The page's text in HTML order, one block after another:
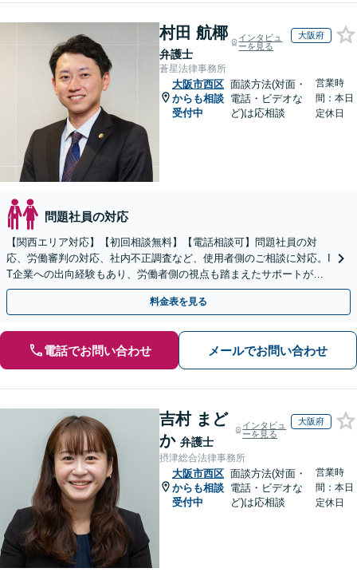
村田 航椰
弁護士
インタビュ
ーを見る
大阪府
蒼星法律事務所
大阪市西区
からも相談
受付中
面談方法(対面・
電話・ビデオな
ど)は応相談
営業時
間：本日
定休日
問題社員の対応
【関西エリア対応】【初回相談無料】【電話相談可】問題社員の対
応、労働審判の対応、社内不正調査など、使用者側のご相談に対応。I
T企業への出向経験もあり、労働者側の視点も踏まえたサポートが可
能です。お気軽にご相談ください。【夜間・土日相談可】
料金表を見る
電話でお問い合わせ メールでお問い合わせ
吉村 まど
か 弁護士
インタビュ
ーを見る
大阪府
摂津総合法律事務所
大阪市西区
からも相談
受付中
面談方法(対面・
電話・ビデオな
ど)は応相談
営業時
間：本日
定休日